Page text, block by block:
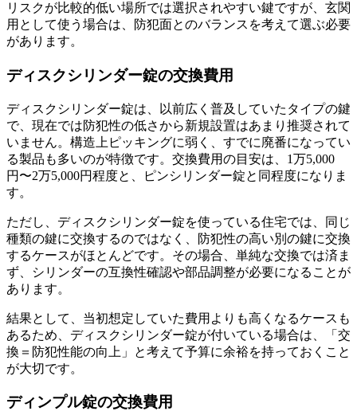
リスクが比較的低い場所では選択されやすい鍵ですが、玄関
用として使う場合は、防犯面とのバランスを考えて選ぶ必要
があります。
ディスクシリンダー錠の交換費用
ディスクシリンダー錠は、以前広く普及していたタイプの鍵
で、現在では防犯性の低さから新規設置はあまり推奨されて
いません。構造上ピッキングに弱く、すでに廃番になってい
る製品も多いのが特徴です。交換費用の目安は、1万5,000
円〜2万5,000円程度と、ピンシリンダー錠と同程度になりま
す。
ただし、ディスクシリンダー錠を使っている住宅では、同じ
種類の鍵に交換するのではなく、防犯性の高い別の鍵に交換
するケースがほとんどです。その場合、単純な交換では済ま
ず、シリンダーの互換性確認や部品調整が必要になることが
あります。
結果として、当初想定していた費用よりも高くなるケースも
あるため、ディスクシリンダー錠が付いている場合は、「交
換＝防犯性能の向上」と考えて予算に余裕を持っておくこと
が大切です。
ディンプル錠の交換費用